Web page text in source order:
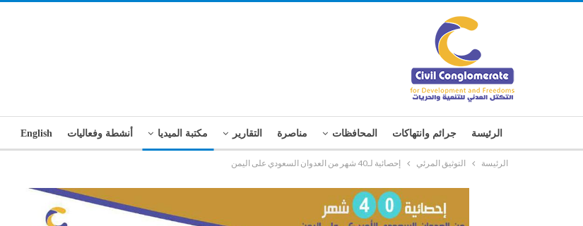
الرئيسة جرائم وانتهاكات المحافظات مناصرة التقارير مكتبة الميديا أنشطة وفعاليات English
الرئيسة التوثيق المرئي إحصائية لـ40 شهر من العدوان السعودي على اليمن